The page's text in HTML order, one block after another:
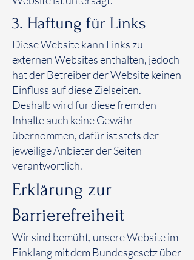
3. Haftung für Links
Diese Website kann Links zu
externen Websites enthalten, jedoch
hat der Betreiber der Website keinen
Einfluss auf diese Zielseiten.
Deshalb wird für diese fremden
Inhalte auch keine Gewähr
übernommen, dafür ist stets der
jeweilige Anbieter der Seiten
verantwortlich.
Erklärung zur
Barrierefreiheit
Wir sind bemüht, unsere Website im
Einklang mit dem Bundesgesetz über